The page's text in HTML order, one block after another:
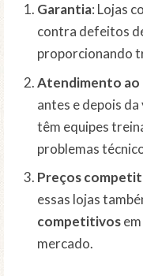
Garantia: Lojas
contra defeitos
proporcionando
Atendimento ao
antes e depois
têm equipes
problemas
Preços
essas lojas
competitivos
mercado.